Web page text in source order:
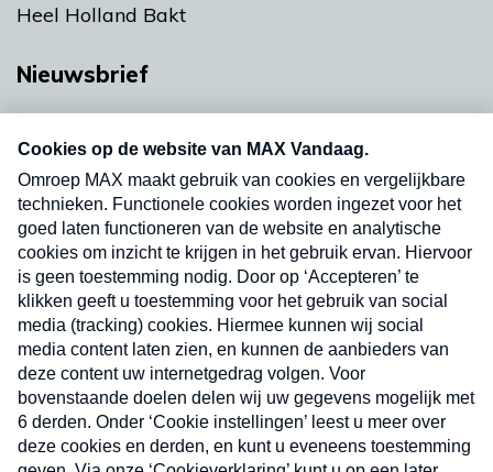
Heel Holland Bakt
Nieuwsbrief
Neem hier een gratis abonnement op onze
nieuwsbrief. Elke vrijdag- en dinsdagochtend in
uw mailbox.
Verzend
Nieuwsbrief